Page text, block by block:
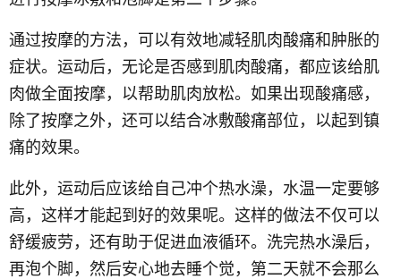
通过按摩的方法，可以有效地减轻肌肉酸痛和肿胀的
症状。运动后，无论是否感到肌肉酸痛，都应该给肌
肉做全面按摩，以帮助肌肉放松。如果出现酸痛感，
除了按摩之外，还可以结合冰敷酸痛部位，以起到镇
痛的效果。
此外，运动后应该给自己冲个热水澡，水温一定要够
高，这样才能起到好的效果呢。这样的做法不仅可以
舒缓疲劳，还有助于促进血液循环。洗完热水澡后，
再泡个脚，然后安心地去睡个觉，第二天就不会那么